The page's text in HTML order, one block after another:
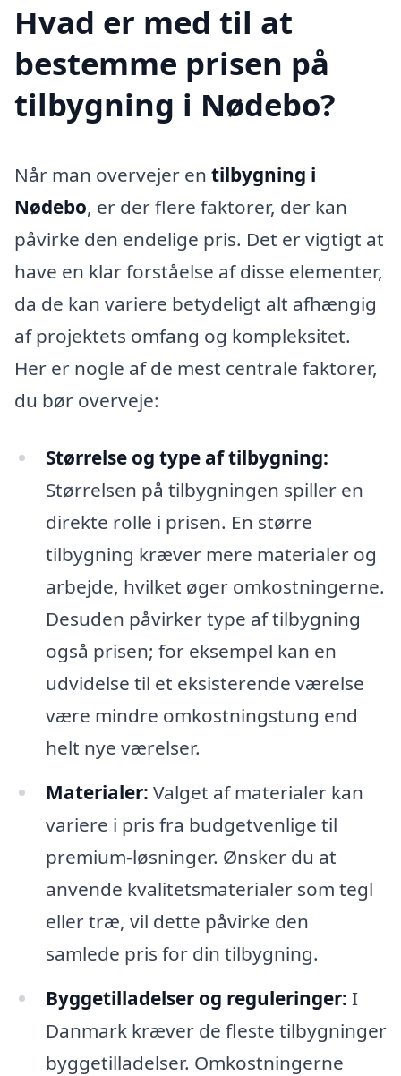
Hvad er med til at
bestemme prisen på
tilbygning i Nødebo?
Når man overvejer en tilbygning i
Nødebo, er der flere faktorer, der kan
påvirke den endelige pris. Det er vigtigt at
have en klar forståelse af disse elementer,
da de kan variere betydeligt alt afhængig
af projektets omfang og kompleksitet.
Her er nogle af de mest centrale faktorer,
du bør overveje:
Størrelse og type af tilbygning:
Størrelsen på tilbygningen spiller en
direkte rolle i prisen. En større
tilbygning kræver mere materialer og
arbejde, hvilket øger omkostningerne.
Desuden påvirker type af tilbygning
også prisen; for eksempel kan en
udvidelse til et eksisterende værelse
være mindre omkostningstung end
helt nye værelser.
Materialer: Valget af materialer kan
variere i pris fra budgetvenlige til
premium-løsninger. Ønsker du at
anvende kvalitetsmaterialer som tegl
eller træ, vil dette påvirke den
samlede pris for din tilbygning.
Byggetilladelser og reguleringer: I
Danmark kræver de fleste tilbygninger
byggetilladelser. Omkostningerne